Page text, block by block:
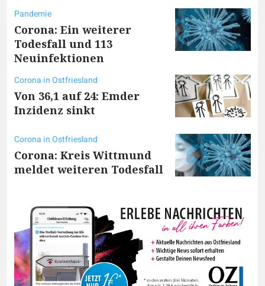
Pandemie
Corona: Ein weiterer
Todesfall und 113
Neuinfektionen
Corona in Ostfriesland
Von 36,1 auf 24: Emder
Inzidenz sinkt
Corona in Ostfriesland
Corona: Kreis Wittmund
meldet weiteren Todesfall